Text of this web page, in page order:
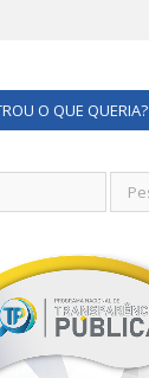
O QUE QUERIA?